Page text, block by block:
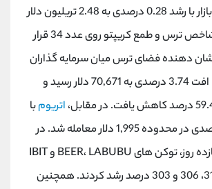
داشت و ارزش کل بازار با رشد 0.28 درصدی به 2.48 تریلیون دلار
رسید. با این حال، شاخص ترس و طمع کریپتو روی عدد 34 قرار
دهنده فضای ترس میان سرمایه گذاران
با افت 3.74 درصدی به 70,671 دلار رسید و
اتریومبا
رشد جزئی 0.05 درصدی در محدوده 1,995 دلار معامله شد. در
میان رمزارزهای پربازده روز، توکن های BEER، LABUBU و IBIT
به‌ترتیب بیش از 310، 306 و 303 درصد رشد کردند. همچنین
90001030
@alireza.mehrabii
@alirezamehrabi_com